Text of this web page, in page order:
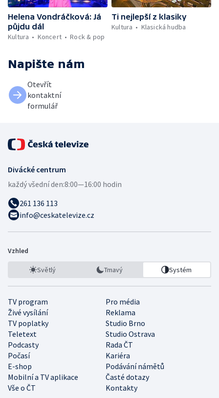
Helena Vondráčková: Já
půjdu dál
Kultura
Koncert Rock & pop
Ti nejlepší z klasiky
Kultura
Klasická hudba
Napište nám
Otevřít
kontaktní
formulář
Divácké centrum
každý všední den:8:00—16:00 hodin
261 136 113
info@ceskatelevize.cz
Vzhled
Světlý Tmavý Systém
TV program
Pro média
Živé vysílání
Reklama
TV poplatky
Studio Brno
Teletext
Studio Ostrava
Podcasty
Rada ČT
Počasí
Kariéra
E-shop
Podávání námětů
Mobilní a TV aplikace
Časté dotazy
Vše o ČT
Kontakty